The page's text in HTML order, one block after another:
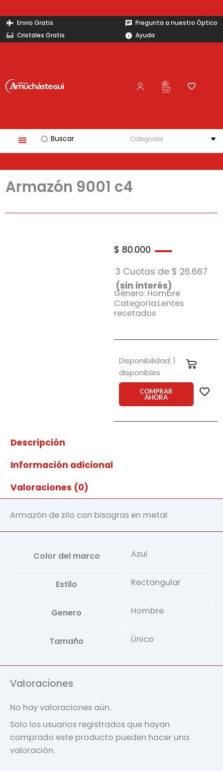
al
contenido
Envio Gratis
Cristales Gratis
Pregunta a nuestro Óptico
Ayuda
0
Carrito
Search
Armazón 9001 c4
$ 80.000
3 Cuotas de $ 26.667
(sin interés)
Género: Hombre
Categoría:Lentes
recetados
Disponibilidad: 1
disponibles
Armazón
9001
cantidadCOMPRAR
AHORA
Descripción
Información adicional
Valoraciones (0)
Armazón de zilo con bisagras en metal.
Color del marco Azul
Estilo Rectangular
Genero Hombre
Tamaño Único
Valoraciones
No hay valoraciones aún.
Solo los usuarios registrados que hayan
comprado este producto pueden hacer una
valoración.